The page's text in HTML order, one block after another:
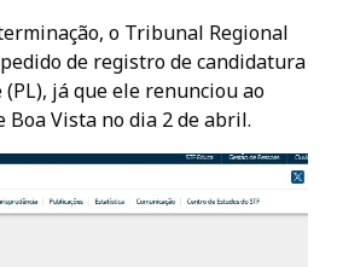
o Tribunal Regional
de registro de candidatura
já que ele renunciou ao
Boa Vista no dia 2 de abril.